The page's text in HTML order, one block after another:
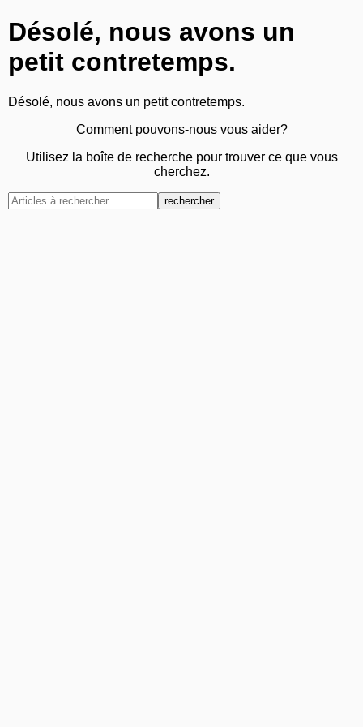
Désolé, nous avons un
petit contretemps.
Désolé, nous avons un petit contretemps.
Comment pouvons-nous vous aider?
Utilisez la boîte de recherche pour trouver ce que vous
cherchez.
rechercher